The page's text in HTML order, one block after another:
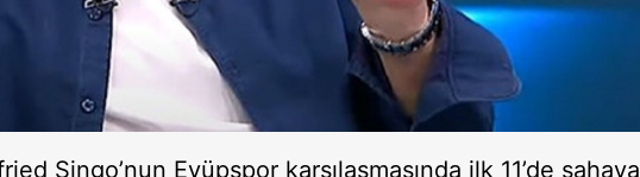
Singo’nun Eyüpspor karşılaşmasında ilk 11’de sahaya